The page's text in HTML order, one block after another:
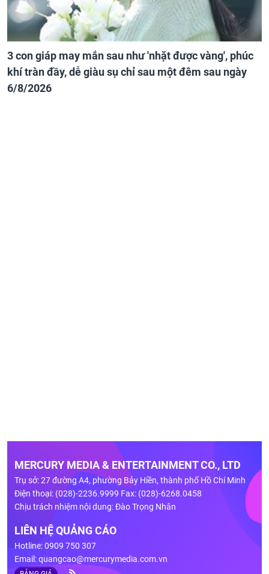
3 con giáp may mắn sau như 'nhặt được vàng', phúc
khí tràn đầy, dễ giàu sụ chỉ sau một đêm sau ngày
6/8/2026
MERCURY MEDIA & ENTERTAINMENT CO., LTD
Trụ sở: 27 đường A4, phường Bảy Hiền, thành phố Hồ Chí Minh
Điện thoại: (028)-2236.9999 Fax: (028)-6268.0458
Chịu trách nhiệm nội dung: Đào Trọng Nhân
LIÊN HỆ QUẢNG CÁO
Hotline: 0909 750 307
Email:quangcao@mercurymedia.com.vn